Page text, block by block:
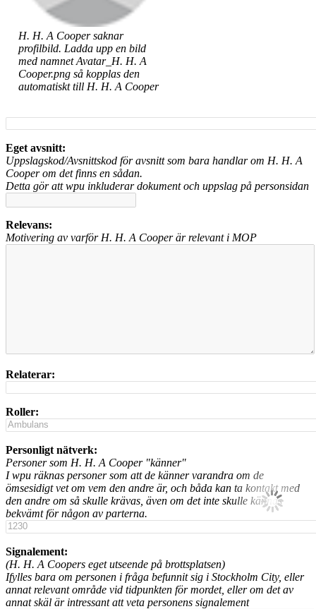
H. H. A Cooper saknar
profilbild. Ladda upp en bild
med namnet Avatar_H. H. A
Cooper.png så kopplas den
automatiskt till H. H. A Cooper
Eget avsnitt:
Uppslagskod/Avsnittskod för avsnitt som bara handlar om H. H. A
Cooper om det finns en sådan.
Detta gör att wpu inkluderar dokument och uppslag på personsidan
Relevans:
Motivering av varför H. H. A Cooper är relevant i MOP
Relaterar:
Roller:
Personligt nätverk:
Personer som H. H. A Cooper "känner"
I wpu räknas personer som att de känner varandra om de
ömsesidigt vet om vem den andre är, och båda kan ta kontakt med
den andre om så skulle krävas, även om det inte skulle kännas
bekvämt för någon av parterna.
Signalement:
(H. H. A Coopers eget utseende på brottsplatsen)
Ifylles bara om personen i fråga befunnit sig i Stockholm City, eller
annat relevant område vid tidpunkten för mordet, eller om det av
annat skäl är intressant att veta personens signalement